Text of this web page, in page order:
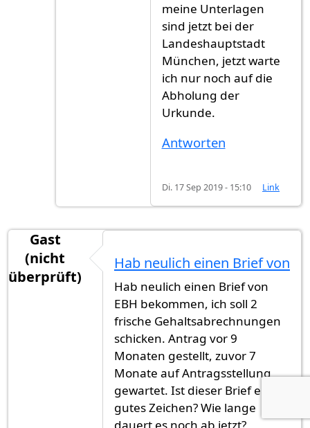
meine Unterlagen
sind jetzt bei der
Landeshauptstadt
München, jetzt warte
ich nur noch auf die
Abholung der
Urkunde.
Antworten
Di. 17 Sep 2019 - 15:10 Link
Gast
(nicht
überprüft)
Hab neulich einen Brief von
Hab neulich einen Brief von
EBH bekommen, ich soll 2
frische Gehaltsabrechnungen
schicken. Antrag vor 9
Monaten gestellt, zuvor 7
Monate auf Antragsstellung
gewartet. Ist dieser Brief ein
gutes Zeichen? Wie lange
dauert es noch ab jetzt?